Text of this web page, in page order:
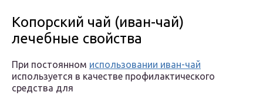
Копорский чай (иван-чай)
лечебные свойства
При постоянном использовании иван-чай
используется в качестве профилактического
средства для